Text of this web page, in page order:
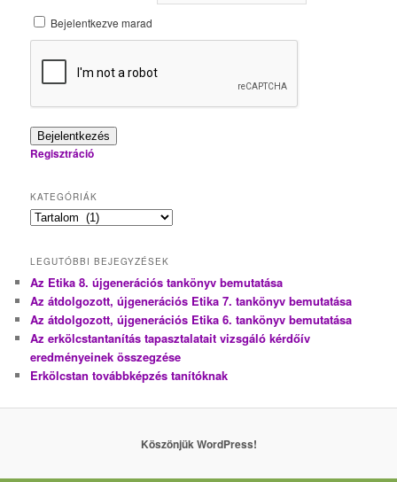
Bejelentkezve marad
Bejelentkezés
Regisztráció
KATEGÓRIÁK
Kategóriák
LEGUTÓBBI BEJEGYZÉSEK
Az Etika 8. újgenerációs tankönyv bemutatása
Az átdolgozott, újgenerációs Etika 7. tankönyv bemutatása
Az átdolgozott, újgenerációs Etika 6. tankönyv bemutatása
Az erkölcstantanítás tapasztalatait vizsgáló kérdőív
eredményeinek összegzése
Erkölcstan továbbképzés tanítóknak
Köszönjük WordPress!